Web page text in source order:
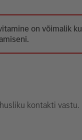
on võimalik
kontakti vastu.